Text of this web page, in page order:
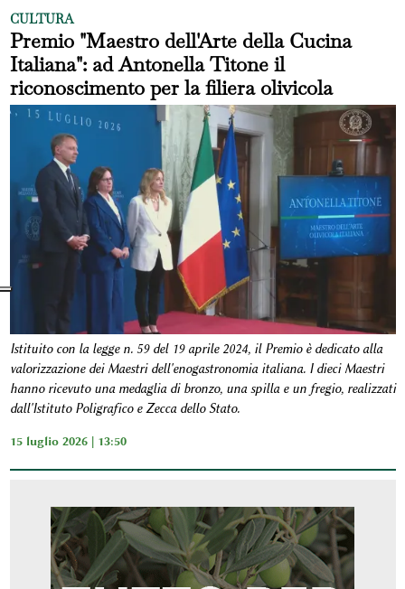
CULTURA
Premio "Maestro dell'Arte della Cucina
Italiana": ad Antonella Titone il
riconoscimento per la filiera olivicola
Istituito con la legge n. 59 del 19 aprile 2024, il Premio è dedicato alla
valorizzazione dei Maestri dell'enogastronomia italiana. I dieci Maestri
hanno ricevuto una medaglia di bronzo, una spilla e un fregio, realizzati
dall'Istituto Poligrafico e Zecca dello Stato.
15 luglio 2026 | 13:50